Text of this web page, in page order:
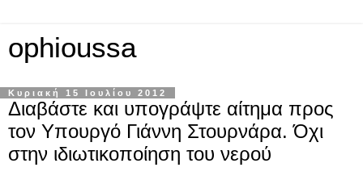
ophioussa
Κυριακή 15 Ιουλίου 2012
Διαβάστε και υπογράψτε αίτημα προς
τον Υπουργό Γιάννη Στουρνάρα. Όχι
στην ιδιωτικοποίηση του νερού